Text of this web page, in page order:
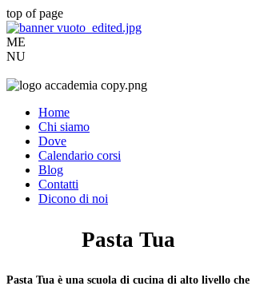
top of page
ME
NU
Home
Chi siamo
Dove
Calendario corsi
Blog
Contatti
Dicono di noi
Pasta Tua
Pasta Tua è una scuola di cucina di alto livello che